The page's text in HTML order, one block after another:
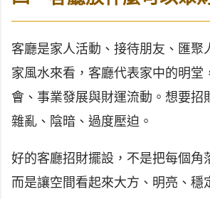
客廳是家人活動、接待朋友、匯聚
家風水來看，客廳代表家中的明堂
會、事業發展與財運流動。想要招
雜亂、陰暗、過度壓迫。
好的客廳招財擺設，不是把每個角
而是讓空間看起來大方、明亮、穩